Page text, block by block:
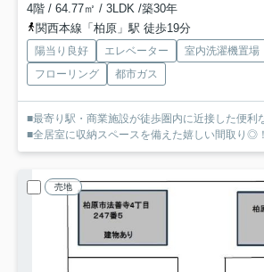
4階 / 64.77㎡ / 3LDK /築30年
関西本線「柏原」駅 徒歩19分
陽当り良好 エレベーター 室内洗濯機置場
フローリング
都市ガス
■最寄り駅・商業施設が徒歩圏内に近接した便利
■全居室に収納スペースを備えた嬉しい間取り◎！
売地